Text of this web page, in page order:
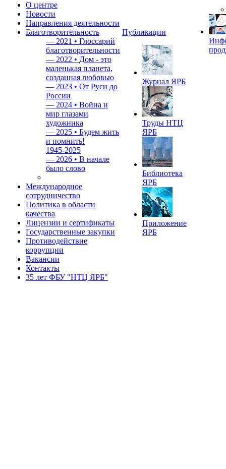
О центре
Новости
Направления деятельности
Благотворительность
— 2021 • Глоссарий
благотворительности
— 2022 • Дом - это
маленькая планета,
созданная любовью
— 2023 • От Руси до
России
— 2024 • Война и
мир глазами
художника
— 2025 • Будем жить
и помнить!
1945-2025
— 2026 • В начале
было слово
Международное
сотрудничество
Политика в области
качества
Лицензии и сертификаты
Государственные закупки
Противодействие
коррупции
Вакансии
Контакты
35 лет ФБУ "НТЦ ЯРБ"
Публикации
Журнал ЯРБ
Труды НТЦ
ЯРБ
Библиотека
ЯРБ
Приложение
ЯРБ